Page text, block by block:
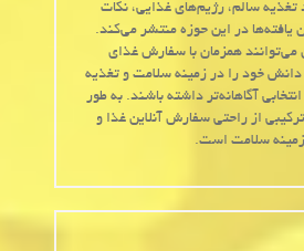
تغذیه سالم، رژیم‌های غذایی، نکات
یافته‌ها در این حوزه منتشر می‌کند.
می‌توانند همزمان با سفارش غذای
دانش خود را در زمینه سلامت و تغذیه
آگاهانه‌تر داشته باشند. به طور
از راحتی سفارش آنلاین غذا و
سلامت است.